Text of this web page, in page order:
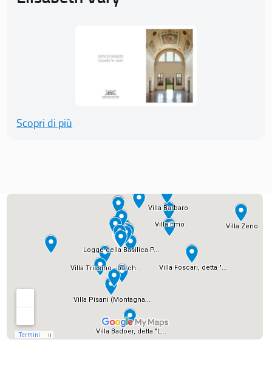
Scopri di più